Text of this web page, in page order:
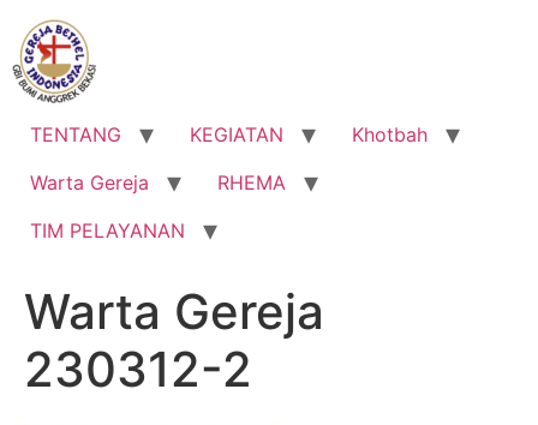
Lewati
konten
TENTANG KEGIATAN
Khotbah
Warta Gereja
RHEMA
TIM PELAYANAN
Warta Gereja
230312-2